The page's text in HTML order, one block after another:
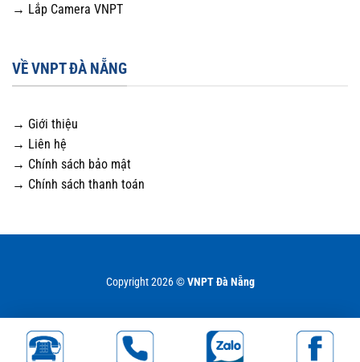
→ Lắp Camera VNPT
VỀ VNPT ĐÀ NẴNG
→ Giới thiệu
→ Liên hệ
→ Chính sách bảo mật
→ Chính sách thanh toán
Copyright 2026 ©VNPT Đà Nẵng